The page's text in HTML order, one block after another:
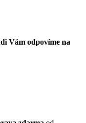
Vám odpovíme na